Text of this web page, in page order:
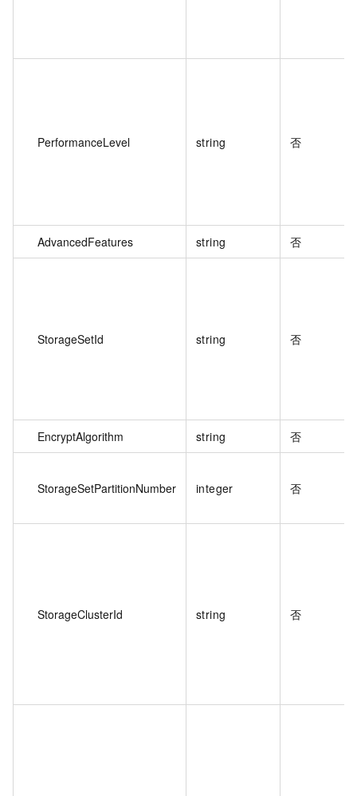
PerformanceLevel string 否
AdvancedFeatures string 否
StorageSetId string 否
EncryptAlgorithm string 否
StorageSetPartitionNumber integer 否
StorageClusterId string 否